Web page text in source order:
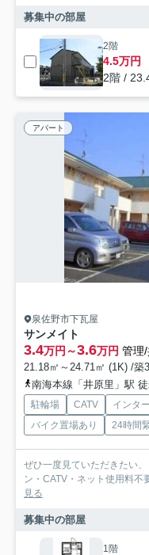
募集中の部屋
2階
4.5万円
2階 /
アパート
泉佐野市下瓦屋
サンメイト
3.4万円～3.6万円 管理
21.18㎡～24.71㎡ (1K) /築
南海本線「井原里」駅
駐輪場 CATV インタ
バイク置場あり
24時間
ぜひ一度見ていただきたい
ン・CATV・ネット使用料不
見る
募集中の部屋
1階